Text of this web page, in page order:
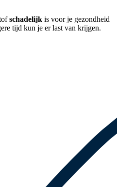
schadelijk is voor je gezondheid
tijd kun je er last van krijgen.